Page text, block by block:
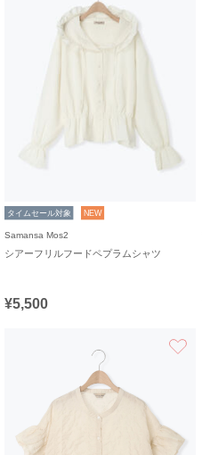
タイムセール対象 NEW
Samansa Mos2
シアーフリルフードペプラムシャツ
¥5,500